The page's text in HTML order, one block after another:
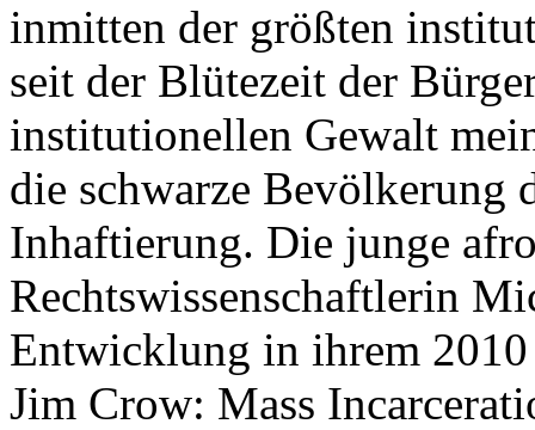
inmitten der größten
seit der Blütezeit der
institutionellen Gewalt
die schwarze Bevölkerung
Inhaftierung. Die junge
Rechtswissenschaftlerin
Entwicklung in ihrem
Jim Crow: Mass